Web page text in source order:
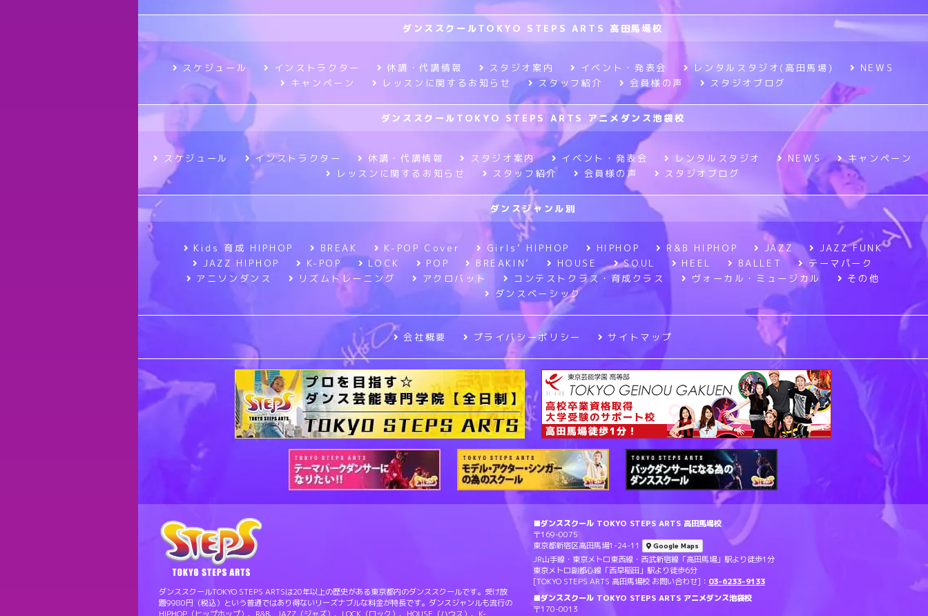
ダンススクールTOKYO STEPS ARTS 高田馬場校
スケジュール インストラクター 休講・代講情報 スタジオ案内 イベント・発表会 レンタルスタジオ(高田馬場)
NEWS
キャンペーン
レッスンに関するお知らせ スタッフ紹介 会員様の声 スタジオブログ
ダンススクールTOKYO STEPS ARTS アニメダンス池袋校
スケジュール インストラクター 休講・代講情報 スタジオ案内 イベント・発表会 レンタルスタジオ NEWS
キャンペーン
レッスンに関するお知らせ
スタッフ紹介 会員様の声 スタジオブログ
ダンスジャンル別
Kids 育成 HIPHOP BREAK K-POP Cover Girls’ HIPHOP HIPHOP R&B HIPHOP JAZZ
JAZZ FUNK
JAZZ HIPHOP
K-POP LOCK POP BREAKIN’ HOUSE SOUL HEEL BALLET
テーマパーク
アニソンダンス
リズムトレーニング アクロバット コンテストクラス・育成クラス ヴォーカル・ミュージカル
その他
ダンスベーシック
会社概要 プライバシーポリシー サイトマップ
ダンススクールTOKYO STEPS ARTSは20年以上の歴史がある東京都内のダンススクールです。受け放
題9980円（税込）という普通ではあり得ないリーズナブルな料金が特長です。ダンスジャンルも流行の
■ダンススクール TOKYO STEPS ARTS 高田馬場校
〒169-0075
東京都新宿区高田馬場1-24-11
Google Maps
JR山手線・東京メトロ東西線・西武新宿線「高田馬場」駅より徒歩1分
東京メトロ副都心線「西早稲田」駅より徒歩6分
[TOKYO STEPS ARTS 高田馬場校 お問い合わせ]： 03-6233-9133
■ダンススクール TOKYO STEPS ARTS アニメダンス池袋校
〒170-0013